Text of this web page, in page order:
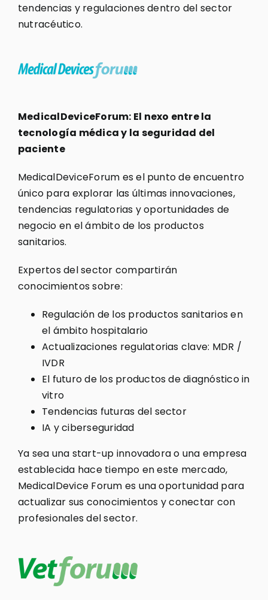
tendencias y regulaciones dentro del sector
nutracéutico.
MedicalDeviceForum: El nexo entre la
tecnología médica y la seguridad del
paciente
MedicalDeviceForum es el punto de encuentro
único para explorar las últimas innovaciones,
tendencias regulatorias y oportunidades de
negocio en el ámbito de los productos
sanitarios.
Expertos del sector compartirán
conocimientos sobre:
Regulación de los productos sanitarios en
el ámbito hospitalario
Actualizaciones regulatorias clave: MDR /
IVDR
El futuro de los productos de diagnóstico in
vitro
Tendencias futuras del sector
IA y ciberseguridad
Ya sea una start-up innovadora o una empresa
establecida hace tiempo en este mercado,
MedicalDevice Forum es una oportunidad para
actualizar sus conocimientos y conectar con
profesionales del sector.